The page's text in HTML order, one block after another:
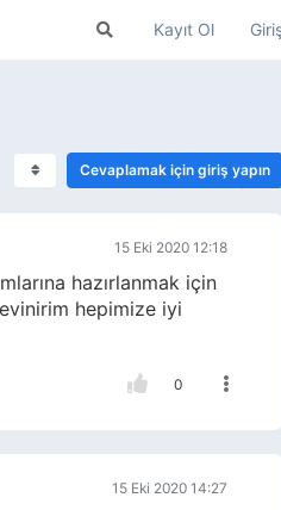
Kayıt Ol
Cevaplamak için giriş yapın
15 Eki 2020 12:18
hazırlanmak için
hepimize iyi
0
15 Eki 2020 14:27